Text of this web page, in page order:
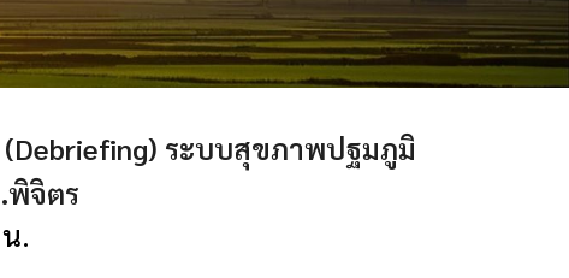
(Debriefing) ระบบสุขภาพปฐมภูมิ
พิจิตร
.